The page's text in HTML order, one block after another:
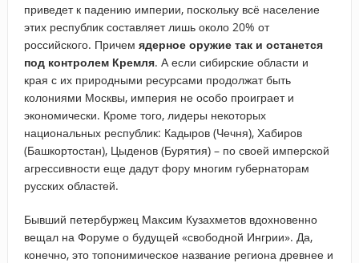
приведет к падению империи, поскольку всё население
этих республик составляет лишь около 20% от
российского. Причем ядерное оружие так и останется
под контролем Кремля. А если сибирские области и
края с их природными ресурсами продолжат быть
колониями Москвы, империя не особо проиграет и
экономически. Кроме того, лидеры некоторых
национальных республик: Кадыров (Чечня), Хабиров
(Башкортостан), Цыденов (Бурятия) – по своей имперской
агрессивности еще дадут фору многим губернаторам
русских областей.
Бывший петербуржец Максим Кузахметов вдохновенно
вещал на Форуме о будущей «свободной Ингрии». Да,
конечно, это топонимическое название региона древнее и